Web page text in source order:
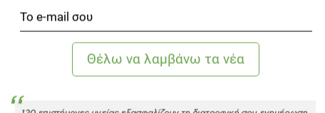
φαγητό, έχετε τη δυνατότητα να τους τρίψετε, να
και να τους χρησιμοποιήσετε για ένα γρήγορο και
και κύβους αφυδατωμένων μπαχαρικών. Με τον
στο ντουλάπι σας οποιοδήποτε μπαχαρικό ή
ή ακόμη και μίγματα αυτών.